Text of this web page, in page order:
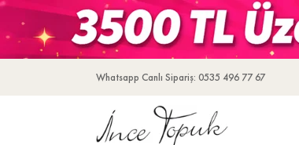
Whatsapp Canlı Sipariş: 0535 496 77 67